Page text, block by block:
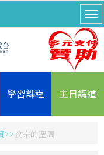
學習課程 主日講道
教宗的聖周